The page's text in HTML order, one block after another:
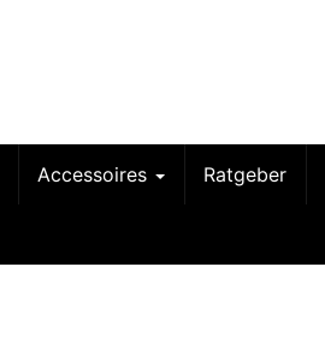
Accessoires Ratgeber